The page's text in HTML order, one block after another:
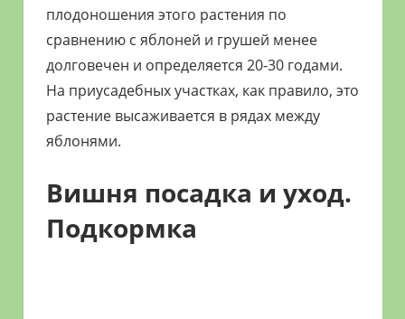
плодоношения этого растения по
сравнению с яблоней и грушей менее
долговечен и определяется 20-30 годами.
На приусадебных участках, как правило, это
растение высаживается в рядах между
яблонями.
Вишня посадка и уход.
Подкормка